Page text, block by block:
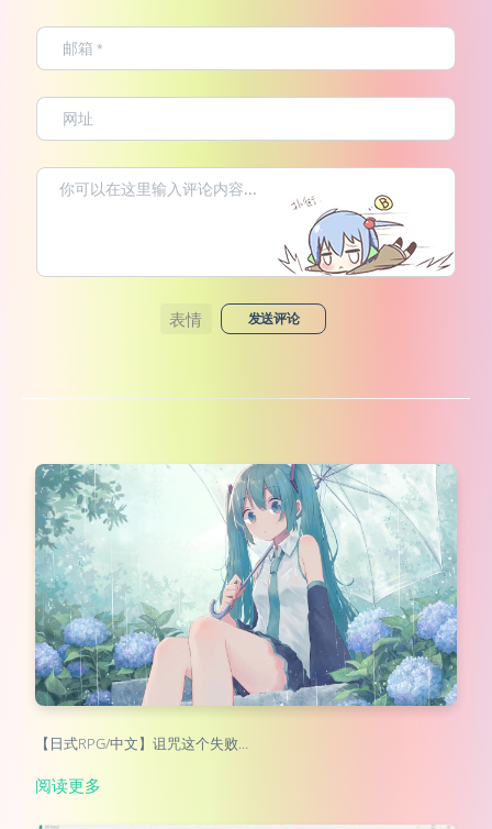
表情 发送评论
【日式RPG/中文】诅咒这个失败…
阅读更多